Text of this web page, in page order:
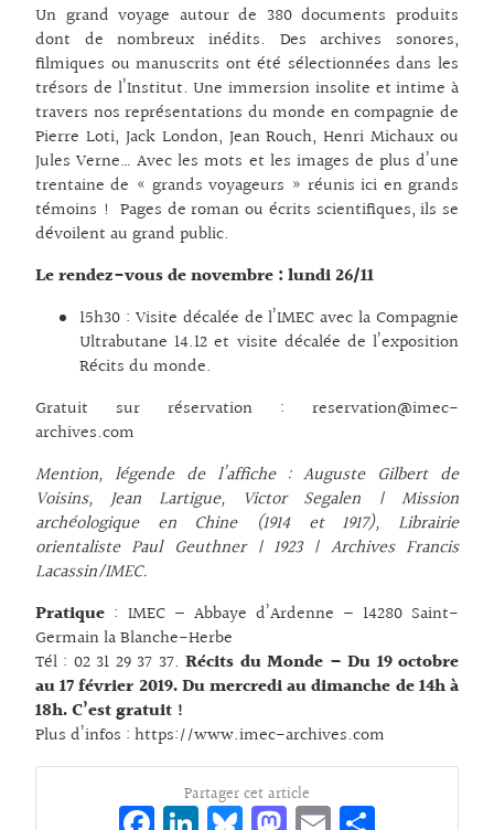
Un grand voyage autour de 380 documents produits
dont de nombreux inédits. Des archives sonores,
filmiques ou manuscrits ont été sélectionnées dans les
trésors de l’Institut. Une immersion insolite et intime à
travers nos représentations du monde en compagnie de
Pierre Loti, Jack London, Jean Rouch, Henri Michaux ou
Jules Verne… Avec les mots et les images de plus d’une
trentaine de « grands voyageurs » réunis ici en grands
témoins ! Pages de roman ou écrits scientifiques, ils se
dévoilent au grand public.
Le rendez-vous de novembre : lundi 26/11
15h30 : Visite décalée de l’IMEC avec la Compagnie
Ultrabutane 14.12 et visite décalée de l’exposition
Récits du monde.
Gratuit sur réservation : reservation@imec-
archives.com
Mention, légende de l’affiche : Auguste Gilbert de
Voisins, Jean Lartigue, Victor Segalen | Mission
archéologique en Chine (1914 et 1917), Librairie
orientaliste Paul Geuthner | 1923 | Archives Francis
Lacassin/IMEC.
Pratique : IMEC – Abbaye d’Ardenne – 14280 Saint-
Germain la Blanche-Herbe
Tél : 02 31 29 37 37.Récits du Monde – Du 19 octobre
au 17 février 2019. Du mercredi au dimanche de 14h à
18h. C’est gratuit !
Plus d’infos : https://www.imec-archives.com
Partager cet article